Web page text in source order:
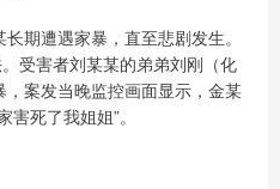
期遭遇家暴，直至悲剧发生。
受害者刘某某的弟弟刘刚（化
案发当晚监控画面显示，金某
死了我姐姐”。